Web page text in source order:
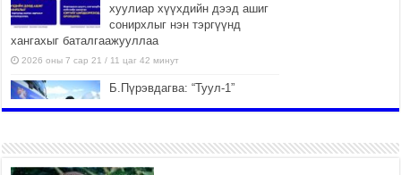
хуулиар хүүхдийн дээд ашиг
сонирхлыг нэн тэргүүнд
хангахыг баталгаажууллаа
2026 оны 7 сар 21 / 11 цаг 42 минут
Б.Пүрэвдагва: “Туул-1”
2026 оны 7 сар 21 / 10 цаг 15 минут